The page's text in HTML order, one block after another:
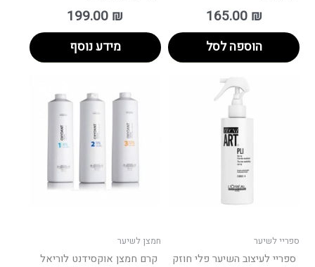
165.00 ₪
הוספה לסל
199.00 ₪
מידע נוסף
ספריי לשיער
ספריי לעיצוב השיער פלי חוזק
חמצן לשיער
קרם חמצן אוקסידנט לוריאל